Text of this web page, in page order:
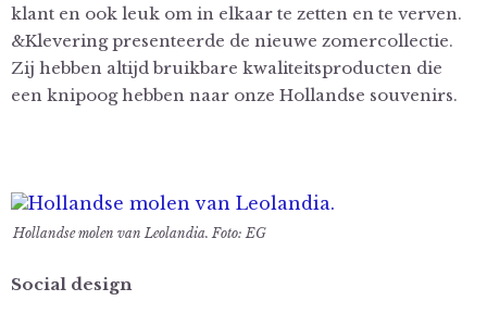
klant en ook leuk om in elkaar te zetten en te verven.
&Klevering presenteerde de nieuwe zomercollectie.
Zij hebben altijd bruikbare kwaliteitsproducten die
een knipoog hebben naar onze Hollandse souvenirs.
Hollandse molen van Leolandia. Foto: EG
Social design